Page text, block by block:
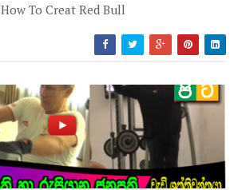
How To Creat Red Bull